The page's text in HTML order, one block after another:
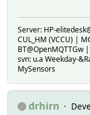
Server: HP-
CUL_HM (VCCU) |
BT@OpenMQTTGw
svn: u.a Weekday-
MySensors
drhirn